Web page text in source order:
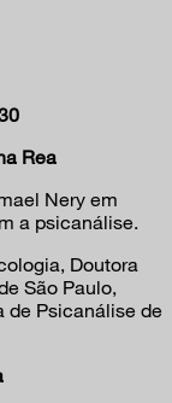
Rea
Nery em
a psicanálise.
Doutora
São Paulo,
de Psicanálise de